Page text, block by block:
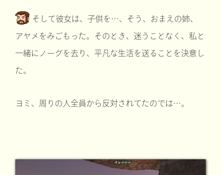
そして彼女は、子供を…、そう、おまえの姉、
アヤメをみごもった。そのとき、迷うことなく、私と
一緒にノーグを去り、平凡な生活を送ることを決意し
た。
ヨミ、周りの人全員から反対されてたのでは…。